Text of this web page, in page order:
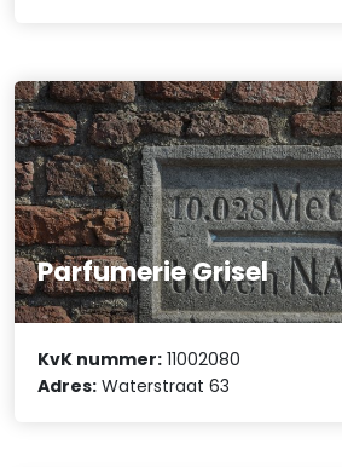
Parfumerie Grisel
KvK nummer: 11002080
Adres: Waterstraat 63